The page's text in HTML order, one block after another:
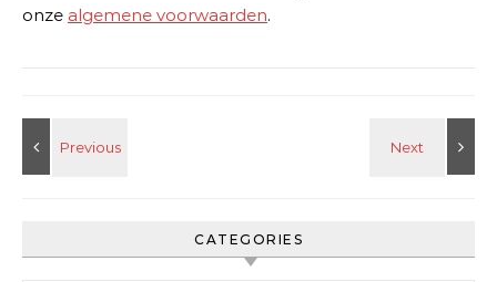
onze algemene voorwaarden.
CATEGORIES